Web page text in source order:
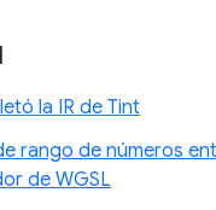
la IR de Tint
rango de números
de WGSL